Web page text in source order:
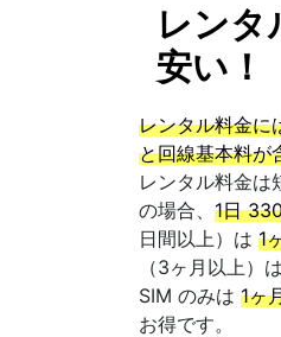
レンタ
安い！
レンタル料金に
と回線基本料が
レンタル料金は
の場合、 1日
日間以上）は 1
（3ヶ月以上）は
SIM のみは 1ヶ
お得です。